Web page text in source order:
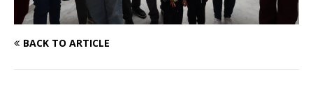
BACK TO ARTICLE